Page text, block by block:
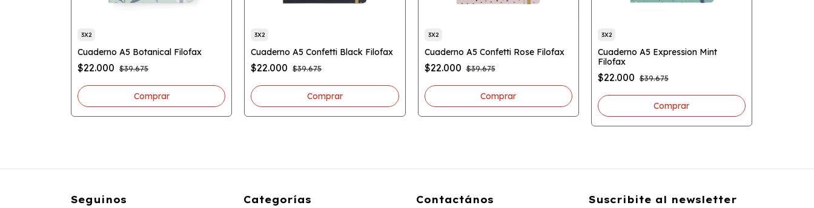
3X2
Cuaderno A5 Botanical Filofax
$22.000 $39.675
3X2
Cuaderno A5 Confetti Black Filofax
$22.000 $39.675
3X2
Cuaderno A5 Confetti Rose Filofax
$22.000 $39.675
3X2
Cuaderno A5 Expression Mint
Filofax
$22.000 $39.675
Seguinos Categorías Contactános Suscribite al newsletter